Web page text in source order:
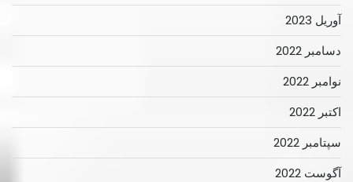
آوریل 2023
دسامبر 2022
نوامبر 2022
اکتبر 2022
سپتامبر 2022
آگوست 2022